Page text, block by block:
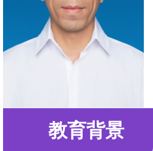
教育背景